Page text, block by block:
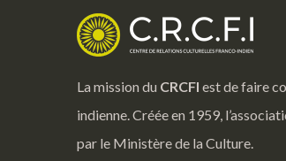
La mission du CRCFI est de faire
indienne. Créée en 1959,
par le Ministère de la Culture.